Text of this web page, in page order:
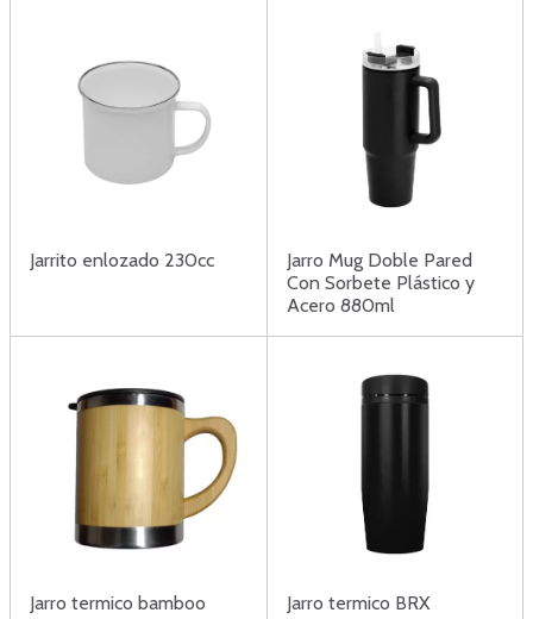
Jarrito enlozado 230cc
Jarro Mug Doble Pared
Con Sorbete Plástico y
Acero 880ml
Jarro termico bamboo Jarro termico BRX